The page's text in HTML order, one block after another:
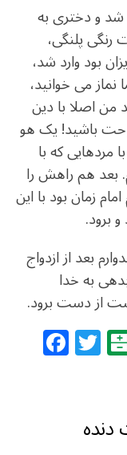
شد و دختری به
رنگی پلنگی،
بود وارد شد،
می خوانید،
من اصلا با دین
باشید! یک هو
که با
بعد هم راهش را
زمان بود با این
برود.
بعد از ازدواج
به خدا
از دست برود.
F
a
e
T
w
e